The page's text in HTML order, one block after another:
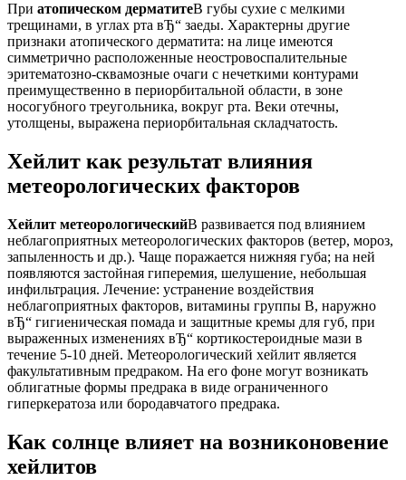
При атопическом дерматитеВ губы сухие с мелкими
трещинами, в углах рта вЂ“ заеды. Характерны другие
признаки атопического дерматита: на лице имеются
симметрично расположенные неостровоспалительные
эритематозно-сквамозные очаги с нечеткими контурами
преимущественно в периорбитальной области, в зоне
носогубного треугольника, вокруг рта. Веки отечны,
утолщены, выражена периорбитальная складчатость.
Хейлит как результат влияния
метеорологических факторов
Хейлит метеорологическийВ развивается под влиянием
неблагоприятных метеорологических факторов (ветер, мороз,
запыленность и др.). Чаще поражается нижняя губа; на ней
появляются застойная гиперемия, шелушение, небольшая
инфильтрация. Лечение: устранение воздействия
неблагоприятных факторов, витамины группы В, наружно
вЂ“ гигиеническая помада и защитные кремы для губ, при
выраженных изменениях вЂ“ кортикостероидные мази в
течение 5-10 дней. Метеорологический хейлит является
факультативным предраком. На его фоне могут возникать
облигатные формы предрака в виде ограниченного
гиперкератоза или бородавчатого предрака.
Как солнце влияет на возниконовение
хейлитов